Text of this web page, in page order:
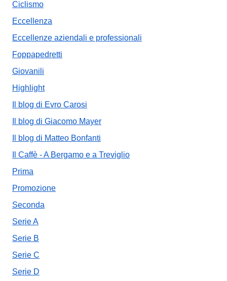
Ciclismo
Eccellenza
Eccellenze aziendali e professionali
Foppapedretti
Giovanili
Highlight
Il blog di Evro Carosi
Il blog di Giacomo Mayer
Il blog di Matteo Bonfanti
Il Caffè - A Bergamo e a Treviglio
Prima
Promozione
Seconda
Serie A
Serie B
Serie C
Serie D